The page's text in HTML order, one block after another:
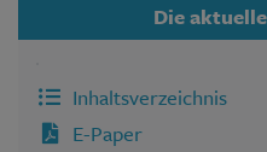
Die
Inhaltsverzeichnis
E-Paper